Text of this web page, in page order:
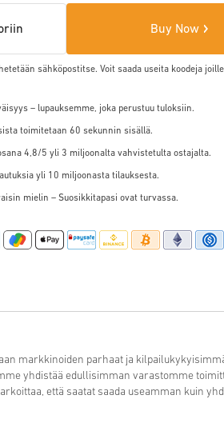
Buy Now
sähköpostitse. Voit saada useita koodeja
– lupauksemme, joka perustuu tuloksiin.
toimitetaan 60 sekunnin sisällä.
4,8/5 yli 3 miljoonalta vahvistetulta ostajalta.
yli 10 miljoonasta tilauksesta.
mielin – Suosikkitapasi ovat turvassa.
markkinoiden parhaat ja
yhdistää edullisimman varastomme
että saatat saada useamman kuin